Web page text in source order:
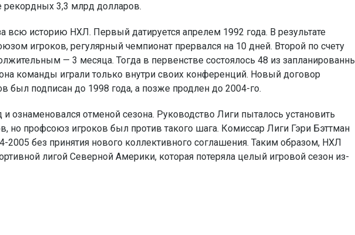
рекордных 3,3 млрд долларов.
всю историю НХЛ. Первый датируется апрелем 1992 года. В результате
игроков, регулярный чемпионат прервался на 10 дней. Второй по счету
— 3 месяца. Тогда в первенстве состоялось 48 из
команды играли только внутри своих конференций. Новый договор
подписан до 1998 года, а позже продлен до 2004-го.
и ознаменовался отменой сезона. Руководство Лиги пыталось установить
но профсоюз игроков был против такого шага. Комиссар Лиги Гэри Бэттман
без принятия нового коллективного соглашения. Таким образом, НХЛ
лигой Северной Америки, которая потеряла целый игровой сезон из-